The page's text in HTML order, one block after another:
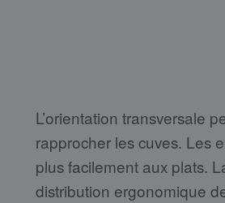
L’orientation transversale
rapprocher les cuves. Les
plus facilement aux plats.
distribution ergonomique